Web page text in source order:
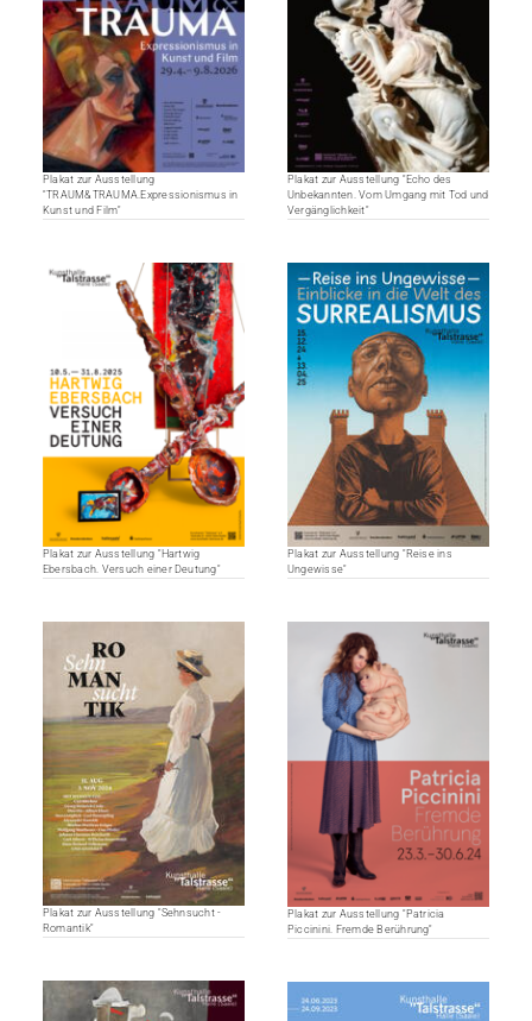
Plakat zur Ausstellung
"TRAUM&TRAUMA.Expressionismus in
Kunst und Film"
Plakat zur Ausstellung "Echo des
Unbekannten. Vom Umgang mit Tod und
Vergänglichkeit"
Plakat zur Ausstellung "Hartwig
Ebersbach. Versuch einer Deutung"
Plakat zur Ausstellung "Reise ins
Ungewisse"
Plakat zur Ausstellung "Sehnsucht -
Romantik"
Plakat zur Ausstellung "Patricia
Piccinini. Fremde Berührung"